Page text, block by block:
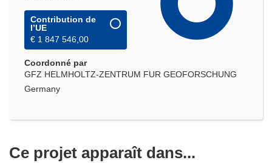
Contribution de
l’UE
€ 1 847 546,00
Coordonné par
GFZ HELMHOLTZ-ZENTRUM FUR GEOFORSCHUNG
Germany
Ce projet apparaît dans...